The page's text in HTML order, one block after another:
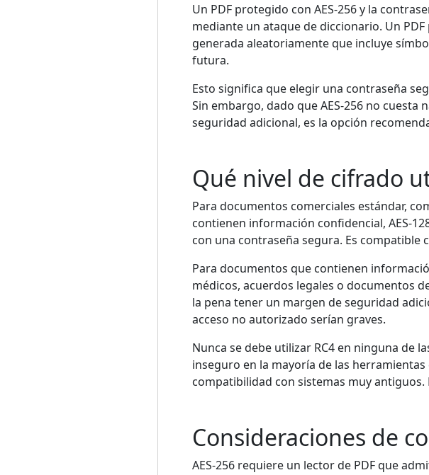
Un PDF protegido con AES-256 y la
mediante un ataque de diccionario. Un
generada aleatoriamente que incluye
futura.
Esto significa que elegir una contraseña
Sin embargo, dado que AES-256 no
seguridad adicional, es la opción
Qué nivel de cifrado
Para documentos comerciales estándar,
contienen información confidencial, AES-
con una contraseña segura. Es compatible
Para documentos que contienen
médicos, acuerdos legales o documentos
la pena tener un margen de seguridad
acceso no autorizado serían graves.
Nunca se debe utilizar RC4 en ninguna de
inseguro en la mayoría de las
compatibilidad con sistemas muy
Consideraciones de
AES-256 requiere un lector de PDF que